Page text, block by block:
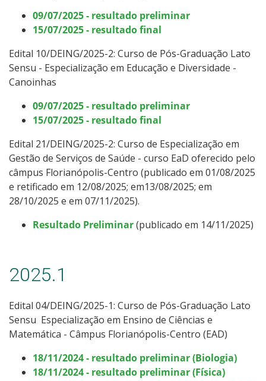
Estatísticas dos Processos Seletivos
Cadastro de interesse
09/07/2025 - resultado preliminar
15/07/2025 - resultado final
Edital 10/DEING/2025-2: Curso de Pós-Graduação Lato
Sensu - Especialização em Educação e Diversidade -
Canoinhas
09/07/2025 - resultado preliminar
15/07/2025 - resultado final
Edital 21/DEING/2025-2: Curso de Especialização em
Gestão de Serviços de Saúde - curso EaD oferecido pelo
câmpus Florianópolis-Centro (publicado em 01/08/2025
e retificado em 12/08/2025; em13/08/2025; em
28/10/2025 e em 07/11/2025).
Resultado Preliminar(publicado em 14/11/2025)
2025.1
Edital 04/DEING/2025-1: Curso de Pós-Graduação Lato
Sensu Especialização em Ensino de Ciências e
Matemática - Câmpus Florianópolis-Centro (EAD)
18/11/2024 - resultado preliminar (Biologia)
18/11/2024 - resultado preliminar (Física)